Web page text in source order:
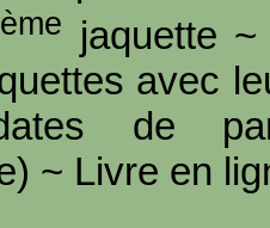
ème jaquette
avec
de
~ Livre en